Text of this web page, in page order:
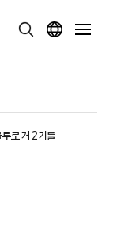
로거 2기를